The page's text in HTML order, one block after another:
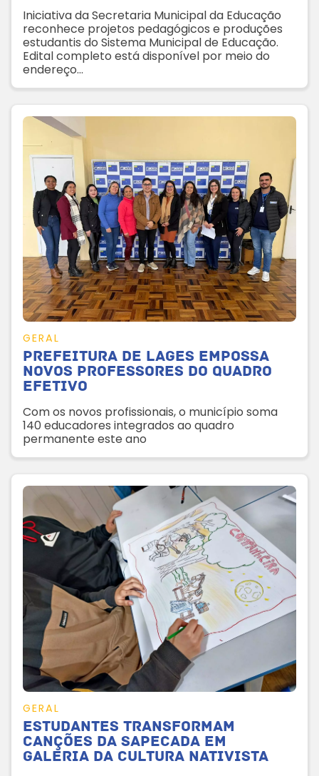
Iniciativa da Secretaria Municipal da Educação
reconhece projetos pedagógicos e produções
estudantis do Sistema Municipal de Educação.
Edital completo está disponível por meio do
endereço
GERAL
Prefeitura de Lages empossa
novos professores do quadro
efetivo
Com os novos profissionais, o município soma
140 educadores integrados ao quadro
permanente este ano
GERAL
Estudantes transformam
canções da Sapecada em
galeria da cultura nativista